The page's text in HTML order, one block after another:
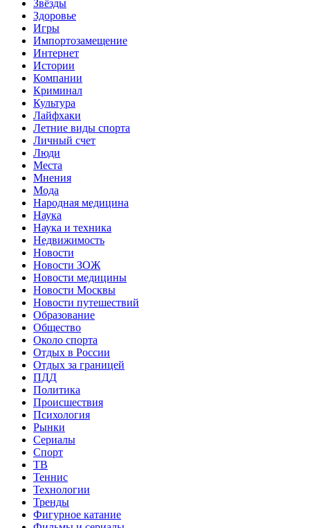
Звёзды
Здоровье
Игры
Импортозамещение
Интернет
Истории
Компании
Криминал
Культура
Лайфхаки
Летние виды спорта
Личный счет
Люди
Места
Мнения
Мода
Народная медицина
Наука
Наука и техника
Недвижимость
Новости
Новости ЗОЖ
Новости медицины
Новости Москвы
Новости путешествий
Образование
Общество
Около спорта
Отдых в России
Отдых за границей
ПДД
Политика
Происшествия
Психология
Рынки
Сериалы
Спорт
ТВ
Теннис
Технологии
Тренды
Фигурное катание